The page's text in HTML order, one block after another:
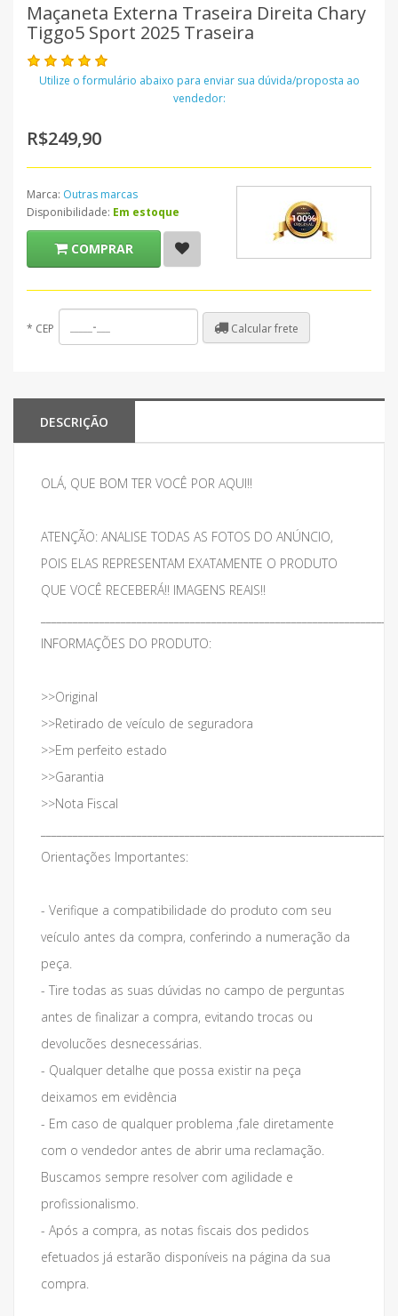
Maçaneta Externa Traseira Direita Chary
Tiggo5 Sport 2025 Traseira
Utilize o formulário abaixo para enviar sua dúvida/proposta ao
vendedor:
R$249,90
Marca: Outras marcas
Disponibilidade: Em estoque
COMPRAR
* CEP Calcular frete
DESCRIÇÃO
OLÁ, QUE BOM TER VOCÊ POR AQUI!!
ATENÇÃO: ANALISE TODAS AS FOTOS DO ANÚNCIO,
POIS ELAS REPRESENTAM EXATAMENTE O PRODUTO
QUE VOCÊ RECEBERÁ!! IMAGENS REAIS!!
INFORMAÇÕES DO PRODUTO:
>>Original
>>Retirado de veículo de seguradora
>>Em perfeito estado
>>Garantia
>>Nota Fiscal
Orientações Importantes:
- Verifique a compatibilidade do produto com seu
veículo antes da compra, conferindo a numeração da
peça.
- Tire todas as suas dúvidas no campo de perguntas
antes de finalizar a compra, evitando trocas ou
devolucões desnecessárias.
- Qualquer detalhe que possa existir na peça
deixamos em evidência
- Em caso de qualquer problema ,fale diretamente
com o vendedor antes de abrir uma reclamação.
Buscamos sempre resolver com agilidade e
profissionalismo.
- Após a compra, as notas fiscais dos pedidos
efetuados já estarão disponíveis na página da sua
compra.